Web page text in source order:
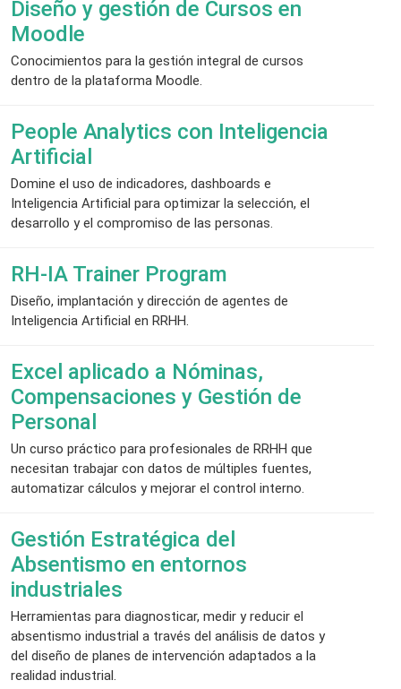
Diseño y gestión de Cursos en
Moodle
Conocimientos para la gestión integral de cursos
dentro de la plataforma Moodle.
People Analytics con Inteligencia
Artificial
Domine el uso de indicadores, dashboards e
Inteligencia Artificial para optimizar la selección, el
desarrollo y el compromiso de las personas.
RH-IA Trainer Program
Diseño, implantación y dirección de agentes de
Inteligencia Artificial en RRHH.
Excel aplicado a Nóminas,
Compensaciones y Gestión de
Personal
Un curso práctico para profesionales de RRHH que
necesitan trabajar con datos de múltiples fuentes,
automatizar cálculos y mejorar el control interno.
Gestión Estratégica del
Absentismo en entornos
industriales
Herramientas para diagnosticar, medir y reducir el
absentismo industrial a través del análisis de datos y
del diseño de planes de intervención adaptados a la
realidad industrial.